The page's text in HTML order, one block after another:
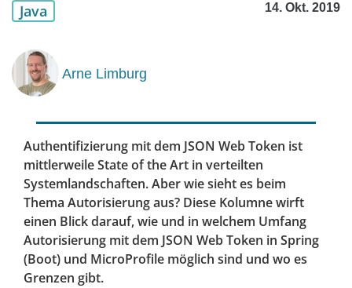
Java 14. Okt. 2019
Arne Limburg
Authentifizierung mit dem JSON Web Token ist
mittlerweile State of the Art in verteilten
Systemlandschaften. Aber wie sieht es beim
Thema Autorisierung aus? Diese Kolumne wirft
einen Blick darauf, wie und in welchem Umfang
Autorisierung mit dem JSON Web Token in Spring
(Boot) und MicroProfile möglich sind und wo es
Grenzen gibt.